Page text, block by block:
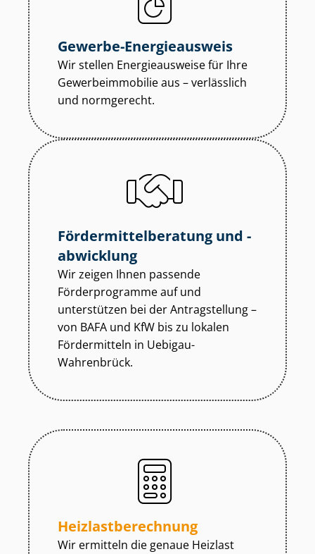
Gewerbe-Energieausweis
Wir stellen Energieausweise für Ihre
Ge­wer­be­im­mo­bi­lie aus – verlässlich
und normgerecht.
För­der­mit­tel­be­ra­tung und -
abwicklung
Wir zeigen Ihnen passende
Förderprogramme auf und
unterstützen bei der Antragstellung –
von BAFA und KfW bis zu lokalen
Fördermitteln in Uebigau-
Wahrenbrück.
Heiz­last­be­rech­nung
Wir ermitteln die genaue Heizlast